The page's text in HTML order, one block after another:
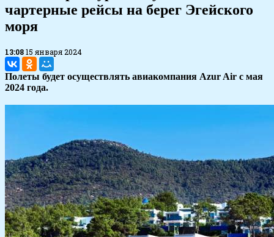
чартерные рейсы на берег Эгейского
моря
13:0815 января 2024
Полеты будет осуществлять авиакомпания Azur Air с мая
2024 года.